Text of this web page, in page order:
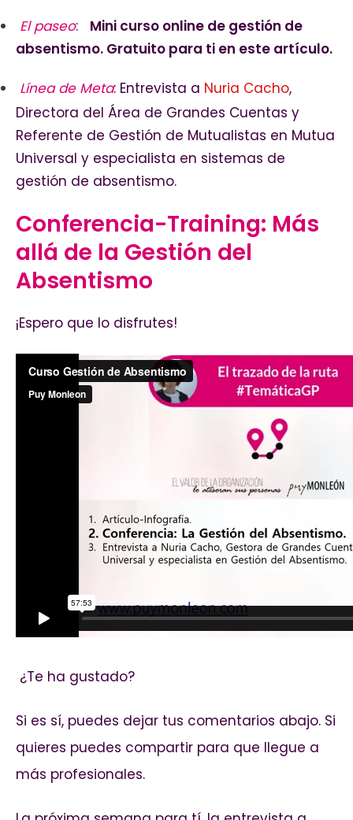
El paseo:
Mini curso online de gestión de
absentismo. Gratuito para ti en este artículo.
Línea de Meta: Entrevista a Nuria Cacho,
Directora del Área de Grandes Cuentas y
Referente de Gestión de Mutualistas en Mutua
Universal y especialista en sistemas de
gestión de absentismo.
Conferencia-Training: Más
allá de la Gestión del
Absentismo
¡Espero que lo disfrutes!
¿Te ha gustado?
Si es sí, puedes dejar tus comentarios abajo. Si
quieres puedes compartir para que llegue a
más profesionales.